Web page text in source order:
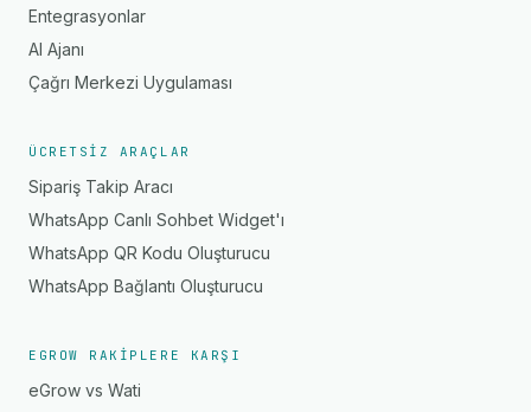
Entegrasyonlar
AI Ajanı
Çağrı Merkezi Uygulaması
ÜCRETSIZ ARAÇLAR
Sipariş Takip Aracı
WhatsApp Canlı Sohbet Widget'ı
WhatsApp QR Kodu Oluşturucu
WhatsApp Bağlantı Oluşturucu
EGROW RAKIPLERE KARŞI
eGrow vs Wati